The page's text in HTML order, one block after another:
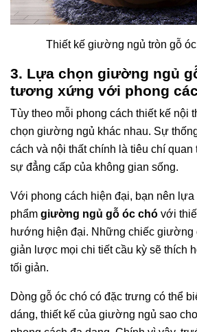
Thiết kế giường ngủ tròn gỗ
3. Lựa chọn giường ngủ
tương xứng với phong
Tùy theo mỗi phong cách thiết kế nội
chọn giường ngủ khác nhau. Sự
cách và nội thất chính là tiêu chí quan
sự đẳng cấp của không gian sống.
Với phong cách hiện đại, bạn nên
phẩm giường ngủ gỗ óc chó với
hướng hiện đại. Những chiếc giường
giản lược mọi chi tiết cầu kỳ sẽ thích
tối giản.
Dòng gỗ óc chó có đặc trưng có thể
dáng, thiết kế của giường ngủ sao